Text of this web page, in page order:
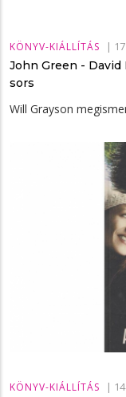
KÖNYV-KIÁLLÍTÁS |
John Green -
sors
Will ​Grayson
KÖNYV-KIÁLLÍTÁS |